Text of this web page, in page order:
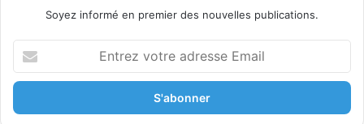
Soyez informé en premier des nouvelles publications.
t
e